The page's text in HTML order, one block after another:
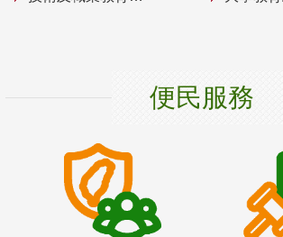
便民服務